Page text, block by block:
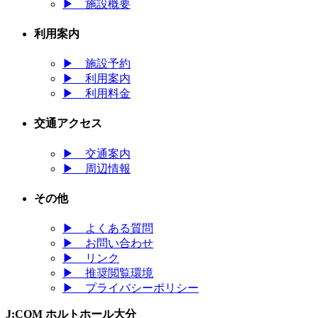
▶ 施設概要
利用案内
▶ 施設予約
▶ 利用案内
▶ 利用料金
交通アクセス
▶ 交通案内
▶
周辺情報
その他
▶
よくある質問
▶ お問い合わせ
▶
リンク
▶ 推奨閲覧環境
▶ プライバシーポリシー
J:COM ホルトホール大分